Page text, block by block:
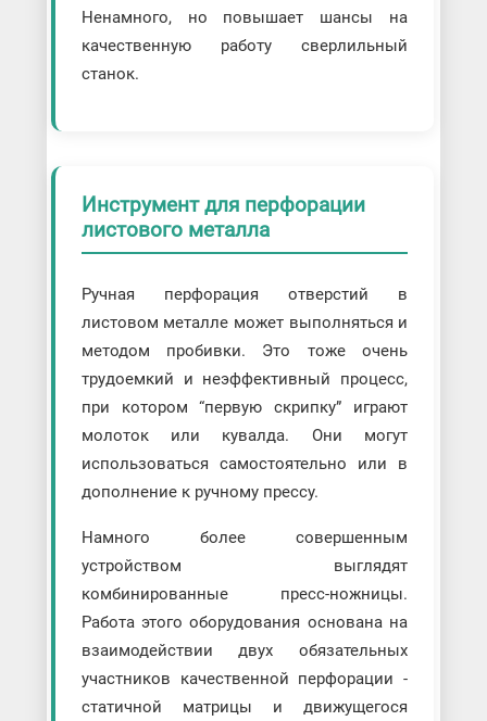
Ненамного, но повышает шансы на
качественную работу сверлильный
станок.
Инструмент для перфорации
листового металла
Ручная перфорация отверстий в
листовом металле может выполняться и
методом пробивки. Это тоже очень
трудоемкий и неэффективный процесс,
при котором “первую скрипку” играют
молоток или кувалда. Они могут
использоваться самостоятельно или в
дополнение к ручному прессу.
Намного более совершенным
устройством выглядят
комбинированные пресс-ножницы.
Работа этого оборудования основана на
взаимодействии двух обязательных
участников качественной перфорации -
статичной матрицы и движущегося